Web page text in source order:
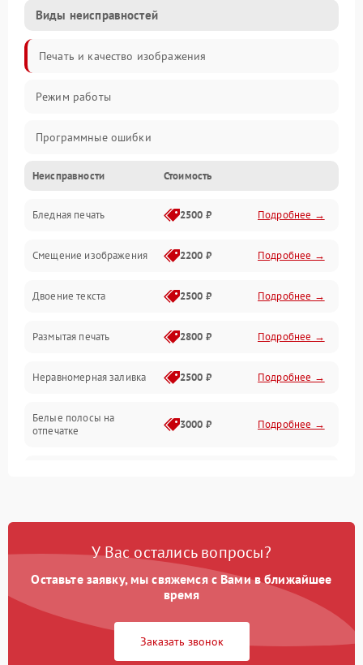
Виды неисправностей
Печать и качество изображения
Режим работы
Программные ошибки
Картриджи и расходники
Сканер и копирование
Механика и узлы
Программные сбои
Подключение и интерфейсы
Дисплей и органы управления
Изображение
Неисправности Стоимость
Бледная печать 2500 ₽ Подробнее →
Смещение изображения 2200 ₽ Подробнее →
Двоение текста 2500 ₽ Подробнее →
Размытая печать 2800 ₽ Подробнее →
Неравномерная заливка 2500 ₽ Подробнее →
Белые полосы на
отпечатке
3000 ₽ Подробнее →
У Вас остались вопросы?
Оставьте заявку, мы свяжемся с Вами в ближайшее
время
Заказать звонок